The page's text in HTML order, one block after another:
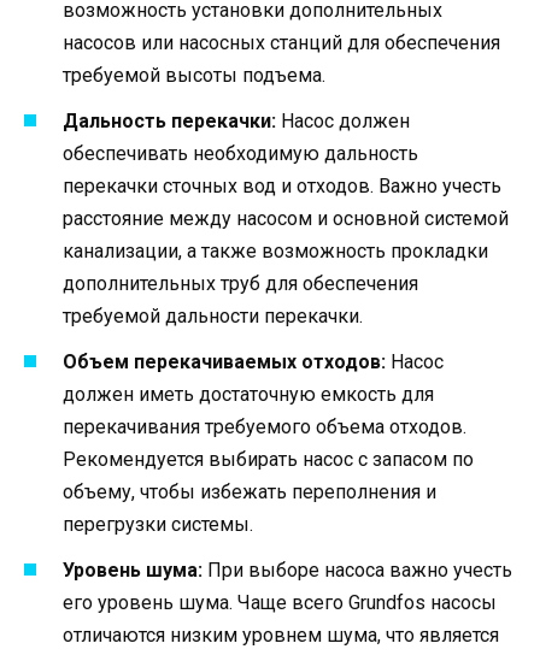
возможность установки дополнительных
насосов или насосных станций для обеспечения
требуемой высоты подъема.
Дальность перекачки: Насос должен
обеспечивать необходимую дальность
перекачки сточных вод и отходов. Важно учесть
расстояние между насосом и основной системой
канализации, а также возможность прокладки
дополнительных труб для обеспечения
требуемой дальности перекачки.
Объем перекачиваемых отходов: Насос
должен иметь достаточную емкость для
перекачивания требуемого объема отходов.
Рекомендуется выбирать насос с запасом по
объему, чтобы избежать переполнения и
перегрузки системы.
Уровень шума: При выборе насоса важно учесть
его уровень шума. Чаще всего Grundfos насосы
отличаются низким уровнем шума, что является